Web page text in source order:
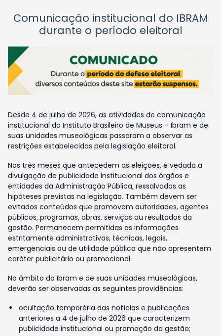
Comunicação institucional do IBRAM
durante o período eleitoral
Desde 4 de julho de 2026, as atividades de comunicação
institucional do Instituto Brasileiro de Museus – Ibram e de
suas unidades museológicas passaram a observar as
restrições estabelecidas pela legislação eleitoral.
Nos três meses que antecedem as eleições, é vedada a
divulgação de publicidade institucional dos órgãos e
entidades da Administração Pública, ressalvadas as
hipóteses previstas na legislação. Também devem ser
evitados conteúdos que promovam autoridades, agentes
públicos, programas, obras, serviços ou resultados da
gestão. Permanecem permitidas as informações
estritamente administrativas, técnicas, legais,
emergenciais ou de utilidade pública que não apresentem
caráter publicitário ou promocional.
No âmbito do Ibram e de suas unidades museológicas,
deverão ser observadas as seguintes providências:
ocultação temporária das notícias e publicações
anteriores a 4 de julho de 2026 que caracterizem
publicidade institucional ou promoção da gestão;